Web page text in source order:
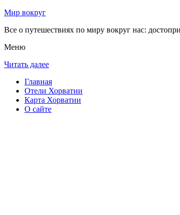
Мир вокруг
Все о путешествиях по миру вокруг нас:
Меню
Читать далее
Главная
Отели Хорватии
Карта Хорватии
О сайте